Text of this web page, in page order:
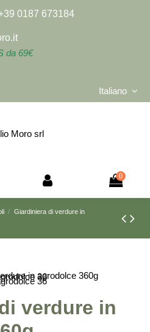
0187 673184
da 69€
Italiano
0
Giardiniera di verdure in
verdure in